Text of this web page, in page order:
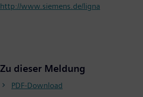
http://www.siemens.de/ligna
Zu dieser Meldung
PDF-Download